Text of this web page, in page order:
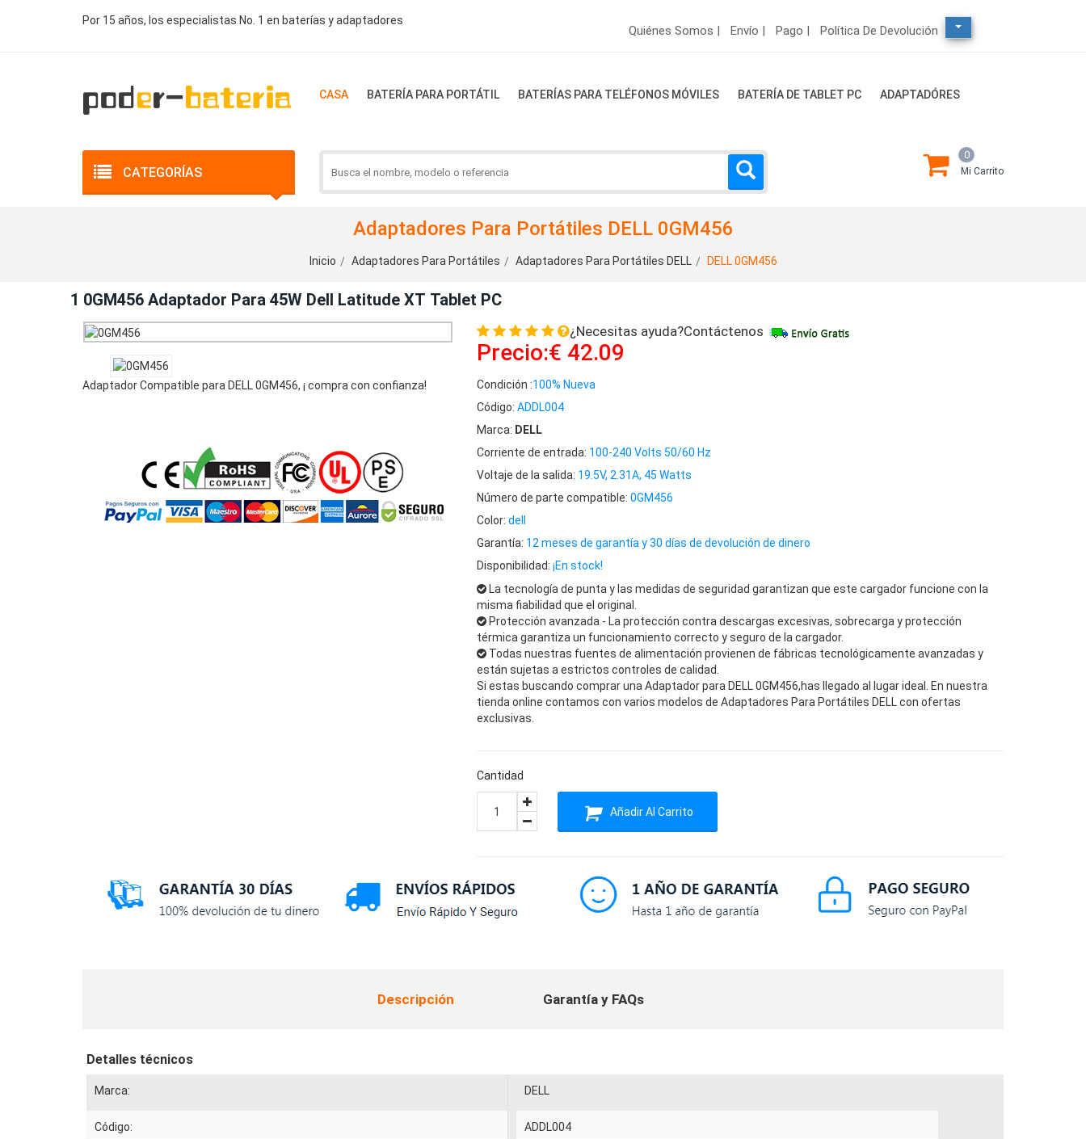
Por 15 años, los especialistas No. 1 en baterías y adaptadores
Quiénes Somos | Envío | Pago | Política De Devolución
CASA BATERÍA PARA PORTÁTIL BATERÍAS PARA TELÉFONOS MÓVILES BATERÍA DE TABLET PC ADAPTADÓRES
CATEGORÍAS
0
Mi Carrito
Adaptadores Para Portátiles DELL 0GM456
Inicio Adaptadores Para Portátiles Adaptadores Para Portátiles DELL DELL 0GM456
1 0GM456 Adaptador Para 45W Dell Latitude XT Tablet PC
Adaptador Compatible para DELL 0GM456, ¡ compra con confianza!
¿Necesitas ayuda?Contáctenos
Precio:€ 42.09
Condición :100% Nueva
Código: ADDL004
Marca: DELL
Corriente de entrada: 100-240 Volts 50/60 Hz
Voltaje de la salida: 19.5V, 2.31A, 45 Watts
Número de parte compatible: 0GM456
Color: dell
Garantía: 12 meses de garantía y 30 días de devolución de dinero
Disponibilidad: ¡En stock!
La tecnología de punta y las medidas de seguridad garantizan que este cargador funcione con la
misma fiabilidad que el original.
Protección avanzada - La protección contra descargas excesivas, sobrecarga y protección
térmica garantiza un funcionamiento correcto y seguro de la cargador.
Todas nuestras fuentes de alimentación provienen de fábricas tecnológicamente avanzadas y
están sujetas a estrictos controles de calidad.
Si estas buscando comprar una Adaptador para DELL 0GM456,has llegado al lugar ideal. En nuestra
tienda online contamos con varios modelos de Adaptadores Para Portátiles DELL con ofertas
exclusivas.
Cantidad
Añadir Al Carrito
Descripción Garantía y FAQs
Detalles técnicos
Marca: DELL
Código: ADDL004